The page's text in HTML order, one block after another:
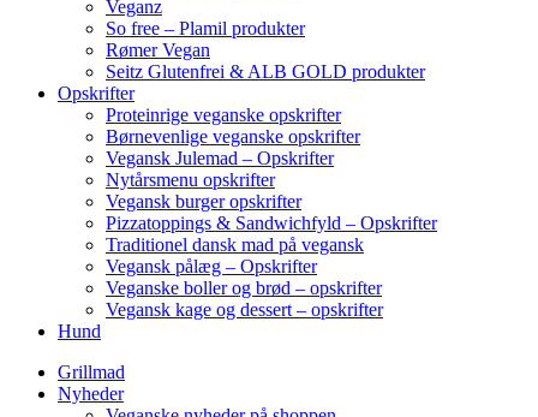
Veganz
So free – Plamil produkter
Rømer Vegan
Seitz Glutenfrei & ALB GOLD produkter
Opskrifter
Proteinrige veganske opskrifter
Børnevenlige veganske opskrifter
Vegansk Julemad – Opskrifter
Nytårsmenu opskrifter
Vegansk burger opskrifter
Pizzatoppings & Sandwichfyld – Opskrifter
Traditionel dansk mad på vegansk
Vegansk pålæg – Opskrifter
Veganske boller og brød – opskrifter
Vegansk kage og dessert – opskrifter
Hund
Grillmad
Nyheder